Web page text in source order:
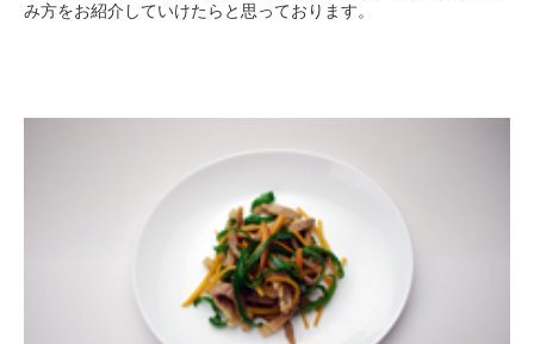
み方をお紹介していけたらと思っております。